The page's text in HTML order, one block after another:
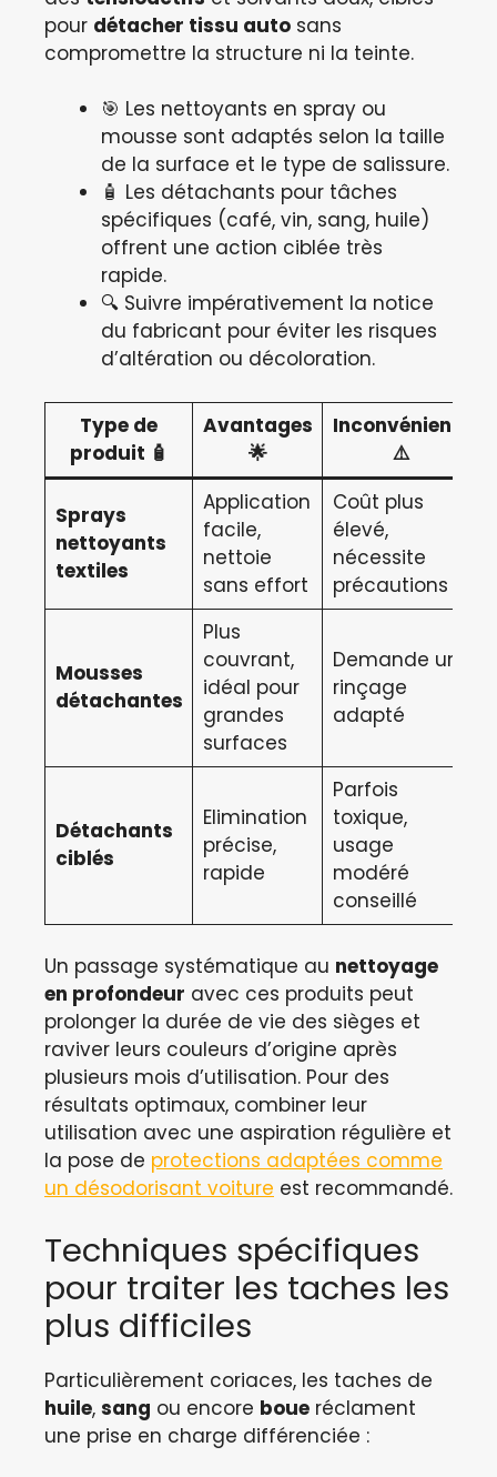
pour détacher tissu auto sans
compromettre la structure ni la teinte.
🎯 Les nettoyants en spray ou
mousse sont adaptés selon la taille
de la surface et le type de salissure.
🧴 Les détachants pour tâches
spécifiques (café, vin, sang, huile)
offrent une action ciblée très
rapide.
🔍 Suivre impérativement la notice
du fabricant pour éviter les risques
d’altération ou décoloration.
Type de
produit 🧴
Avantages
🌟
Inconvénients
⚠️
Sprays
nettoyants
textiles
Application
facile,
nettoie
sans effort
Coût plus
élevé,
nécessite
précautions
Mousses
détachantes
Plus
couvrant,
idéal pour
grandes
surfaces
Demande un
rinçage
adapté
Détachants
ciblés
Elimination
précise,
rapide
Parfois
toxique,
usage
modéré
conseillé
Un passage systématique au nettoyage
en profondeur avec ces produits peut
prolonger la durée de vie des sièges et
raviver leurs couleurs d’origine après
plusieurs mois d’utilisation. Pour des
résultats optimaux, combiner leur
utilisation avec une aspiration régulière et
la pose de protections adaptées comme
un désodorisant voiture est recommandé.
Techniques spécifiques
pour traiter les taches les
plus difficiles
Particulièrement coriaces, les taches de
huile, sang ou encore boue réclament
une prise en charge différenciée :